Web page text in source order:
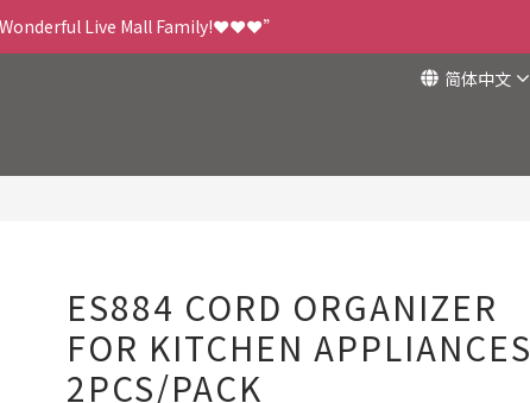
Live Mall Family!❤️❤️❤️”
简体中文
ES884 CORD ORGANIZER
FOR KITCHEN APPLIANCES
2PCS/PACK